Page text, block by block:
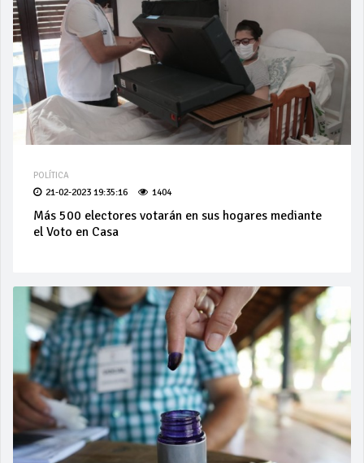
POLÍTICA
21-02-2023 19:35:16 1404
Más 500 electores votarán en sus hogares mediante
el Voto en Casa